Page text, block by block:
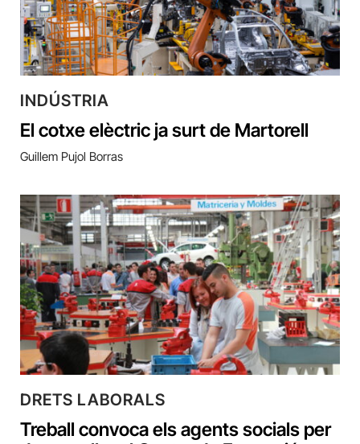
INDÚSTRIA
El cotxe elèctric ja surt de Martorell
Guillem Pujol Borras
DRETS LABORALS
Treball convoca els agents socials per